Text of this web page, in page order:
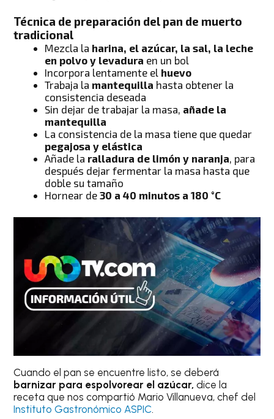
Técnica de preparación del pan de muerto
tradicional
Mezcla la harina, el azúcar, la sal, la leche
en polvo y levadura en un bol
Incorpora lentamente el huevo
Trabaja la mantequilla hasta obtener la
consistencia deseada
Sin dejar de trabajar la masa, añade la
mantequilla
La consistencia de la masa tiene que quedar
pegajosa y elástica
Añade la ralladura de limón y naranja, para
después dejar fermentar la masa hasta que
doble su tamaño
Hornear de30 a 40 minutos a 180 °C
Cuando el pan se encuentre listo, se deberá
barnizar para espolvorear el azúcar, dice la
receta que nos compartió Mario Villanueva, chef del
Instituto Gastronómico ASPIC.